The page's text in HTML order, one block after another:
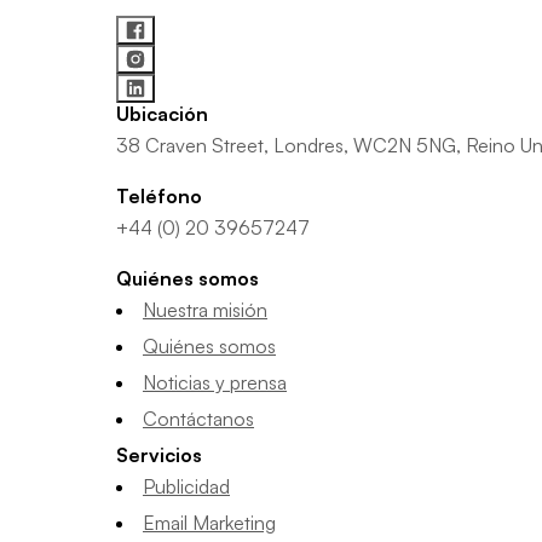
Ubicación
38 Craven Street, Londres, WC2N 5NG, Reino
Teléfono
+44 (0) 20 39657247
Quiénes somos
Nuestra misión
Quiénes somos
Noticias y prensa
Contáctanos
Servicios
Publicidad
Email Marketing